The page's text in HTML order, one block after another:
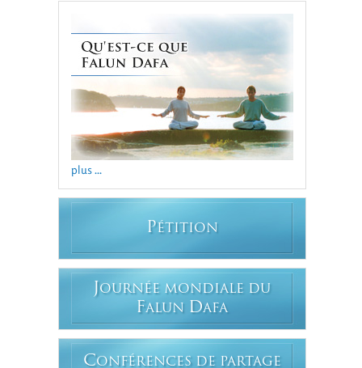
plus ...
PÉTITION
JOURNÉE MONDIALE DU
FALUN DAFA
CONFÉRENCES DE PARTAGE